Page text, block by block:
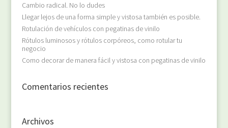
Cambio radical. No lo dudes
Llegar lejos de una forma simple y vistosa también es posible.
Rotulación de vehículos con pegatinas de vinilo
Rótulos luminosos y rótulos corpóreos, como rotular tu
negocio
Como decorar de manera fácil y vistosa con pegatinas de vinilo
Comentarios recientes
Archivos